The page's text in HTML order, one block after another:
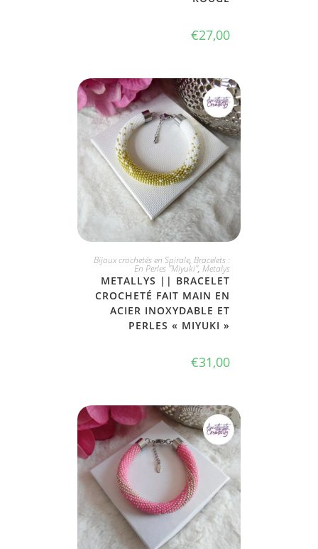
€27,00
JE L'ADOPTE
Bijoux crochetés en Spirale, Bracelets :
En Perles "Miyuki", Metalys
METALLYS || BRACELET
CROCHETÉ FAIT MAIN EN
ACIER INOXYDABLE ET
PERLES « MIYUKI »
€31,00